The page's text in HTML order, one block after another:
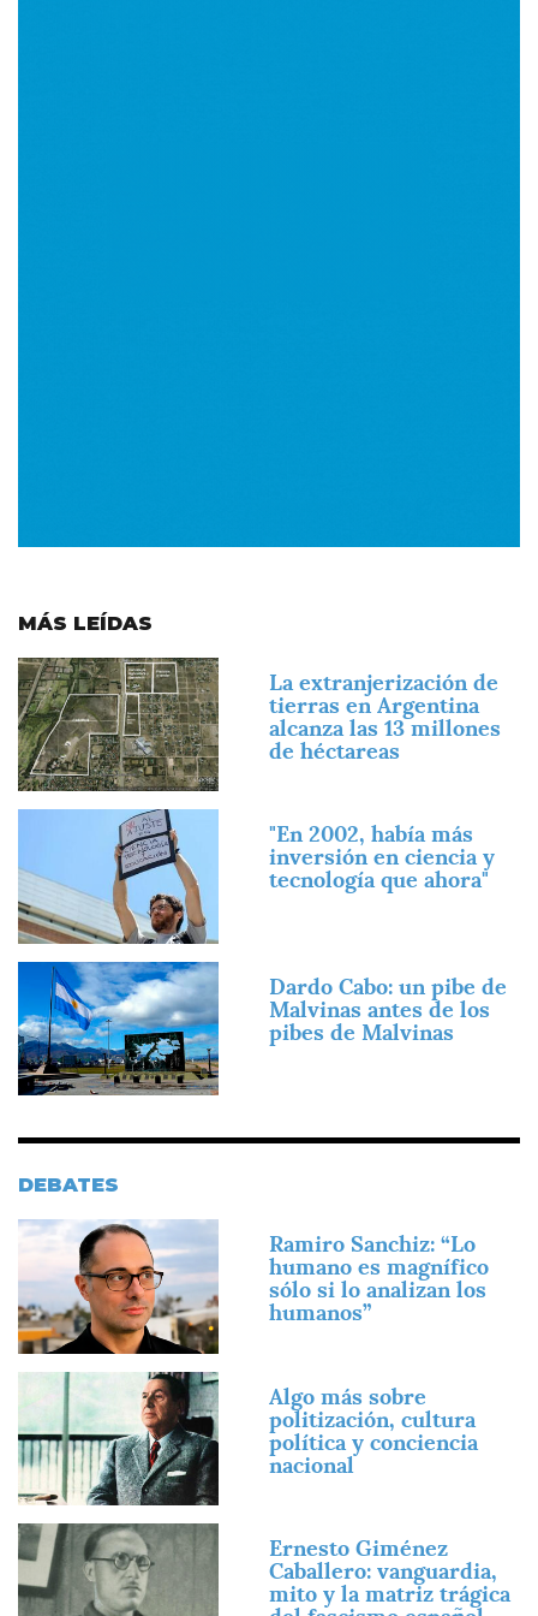
MÁS LEÍDAS
Imagen
La extranjerización de
tierras en Argentina
alcanza las 13 millones
de héctareas
"En 2002, había más
inversión en ciencia y
tecnología que ahora"
Imagen
Dardo Cabo: un pibe de
Malvinas antes de los
pibes de Malvinas
DEBATES
Imagen
Ramiro Sanchiz: “Lo
humano es magnífico
sólo si lo analizan los
humanos”
Algo más sobre
politización, cultura
política y conciencia
nacional
Imagen
Ernesto Giménez
Caballero: vanguardia,
mito y la matriz trágica